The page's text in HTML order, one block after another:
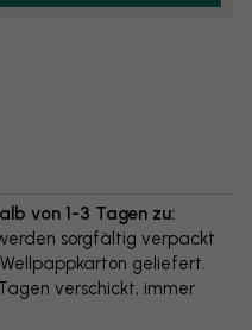
von 1-3 Tagen zu:
sorgfältig verpackt
geliefert.
verschickt, immer